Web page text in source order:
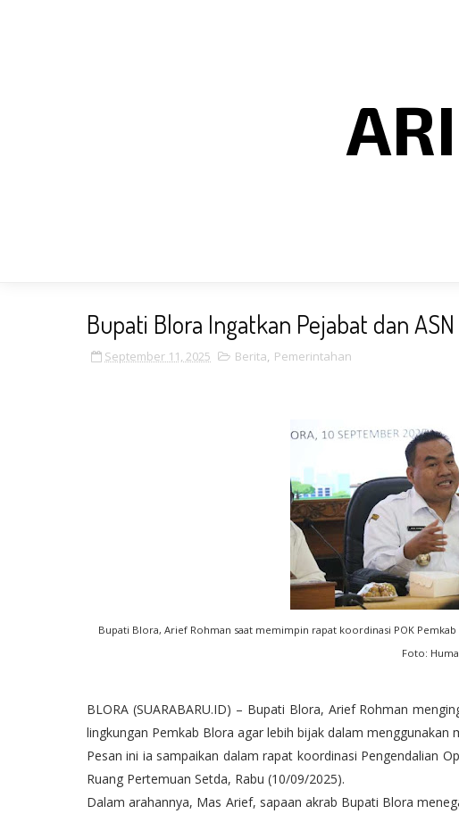
Bupati Blora Ingatkan Pejabat dan
September 11, 2025 Berita, Pemerintahan
Bupati Blora, Arief Rohman saat memimpin rapat koordinasi POK
Foto:
BLORA (SUARABARU.ID) – Bupati Blora, Arief Rohman
lingkungan Pemkab Blora agar lebih bijak dalam menggunakan
Pesan ini ia sampaikan dalam rapat koordinasi Pengendalian
Ruang Pertemuan Setda, Rabu (10/09/2025).
Dalam arahannya, Mas Arief, sapaan akrab Bupati Blora